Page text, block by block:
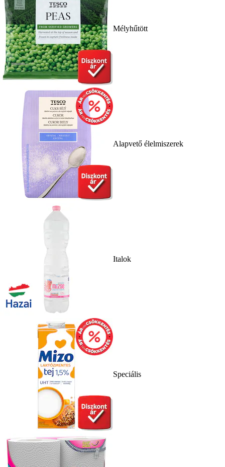
Mélyhűtött
Alapvető élelmiszerek
Italok
Speciális